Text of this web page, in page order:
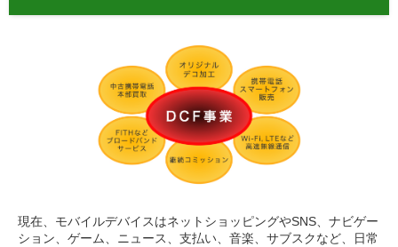
現在、モバイルデバイスはネットショッピングやSNS、ナビゲー
ション、ゲーム、ニュース、支払い、音楽、サブスクなど、日常